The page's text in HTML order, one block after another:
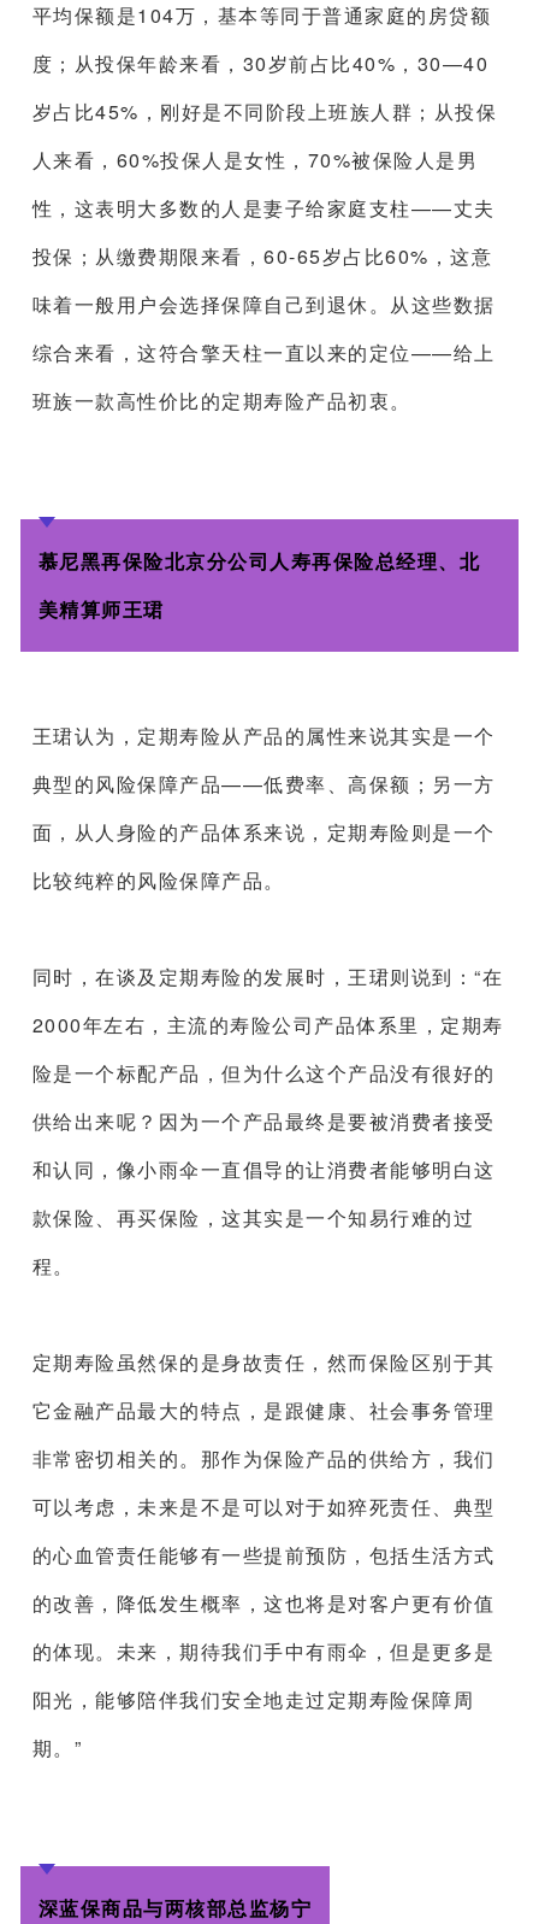
平均保额是104万，基本等同于普通家庭的房贷额
度；从投保年龄来看，30岁前占比40%，30—40
岁占比45%，刚好是不同阶段上班族人群；从投保
人来看，60%投保人是女性，70%被保险人是男
性，这表明大多数的人是妻子给家庭支柱——丈夫
投保；从缴费期限来看，60-65岁占比60%，这意
味着一般用户会选择保障自己到退休。从这些数据
综合来看，这符合擎天柱一直以来的定位——给上
班族一款高性价比的定期寿险产品初衷。
慕尼黑再保险北京分公司人寿再保险总经理、北
美精算师王珺
王珺认为，定期寿险从产品的属性来说其实是一个
典型的风险保障产品——低费率、高保额；另一方
面，从人身险的产品体系来说，定期寿险则是一个
比较纯粹的风险保障产品。
同时，在谈及定期寿险的发展时，王珺则说到：“在
2000年左右，主流的寿险公司产品体系里，定期寿
险是一个标配产品，但为什么这个产品没有很好的
供给出来呢？因为一个产品最终是要被消费者接受
和认同，像小雨伞一直倡导的让消费者能够明白这
款保险、再买保险，这其实是一个知易行难的过
程。
定期寿险虽然保的是身故责任，然而保险区别于其
它金融产品最大的特点，是跟健康、社会事务管理
非常密切相关的。那作为保险产品的供给方，我们
可以考虑，未来是不是可以对于如猝死责任、典型
的心血管责任能够有一些提前预防，包括生活方式
的改善，降低发生概率，这也将是对客户更有价值
的体现。未来，期待我们手中有雨伞，但是更多是
阳光，能够陪伴我们安全地走过定期寿险保障周
期。”
深蓝保商品与两核部总监杨宁